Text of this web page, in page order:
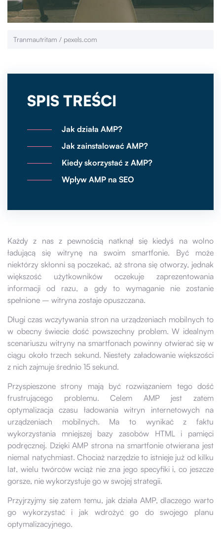
Tranmautritam / pexels.com
SPIS TREŚCI
Jak działa AMP?
Jak zainstalować AMP?
Kiedy skorzystać z AMP?
Wpływ AMP na SEO
Każdy z nas z pewnością natknął się kiedyś na wolno
ładującą się witrynę na swoim smartfonie. Być może
niektórzy skłonni są poczekać, aż strona się otworzy, jednak
większość użytkowników oczekuje zaprezentowania
informacji od razu, a gdy to wymaganie nie zostanie
spełnione – witryna zostaje opuszczana.
Długi czas wczytywania stron na urządzeniach mobilnych to
w obecny świecie dość powszechny problem. W idealnym
scenariuszu witryny na smartfonach powinny otwierać się w
ciągu około trzech sekund. Niestety załadowanie większości
z nich zajmuje średnio 15 sekund.
Przyspieszone strony mają być rozwiązaniem tego dość
frustrującego problemu. Celem AMP jest zatem
optymalizacja czasu ładowania witryn internetowych na
urządzeniach mobilnych. Ma to wynikać z faktu
wykorzystania mniejszej bazy zasobów HTML i pamięci
podręcznej. Dzięki AMP strona na smartfonie otwierana jest
niemal natychmiast. Chociaż narzędzie to istnieje już od kilku
lat, wielu twórców wciąż nie zna jego specyfiki i, co jeszcze
gorsze, nie wykorzystuje go w swojej strategii.
Przyjrzyjmy się zatem temu, jak działa AMP, dlaczego warto
go wykorzystać i jak wdrożyć go do swojego planu
optymalizacyjnego.